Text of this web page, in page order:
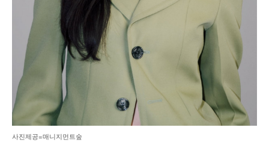
사진제공=매니지먼트숲